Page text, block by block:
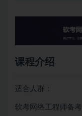
课程介绍
适合人群：
软考网络工程师备